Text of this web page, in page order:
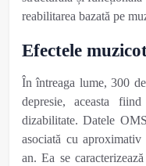
reabilitarea bazată pe
Efectele
În întreaga lume, 300
depresie,aceasta
dizabilitate. Datele
asociată cu
an.Ea se